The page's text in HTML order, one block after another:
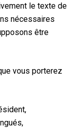
le texte de
nécessaires
être
vous porterez